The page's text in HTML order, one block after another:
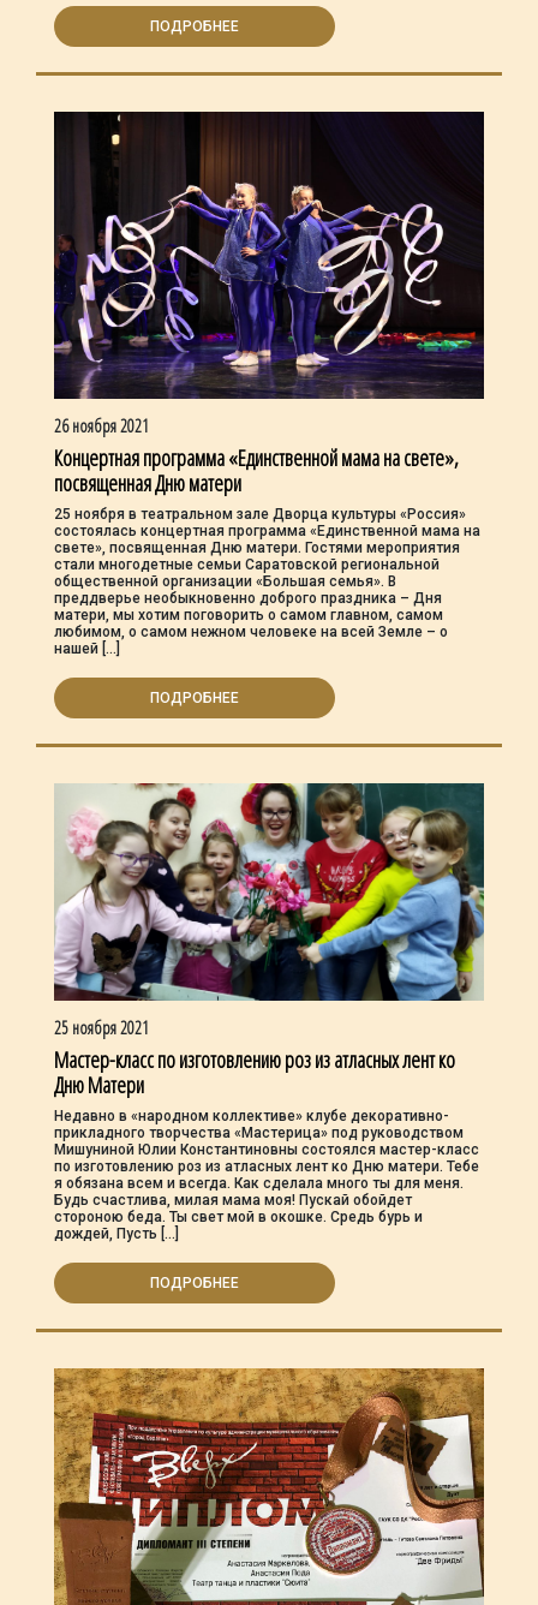
ПОДРОБНЕЕ
26 ноября 2021
Концертная программа «Единственной мама на свете»,
посвященная Дню матери
25 ноября в театральном зале Дворца культуры «Россия»
состоялась концертная программа «Единственной мама на
свете», посвященная Дню матери. Гостями мероприятия
стали многодетные семьи Саратовской региональной
общественной организации «Большая семья». В
преддверье необыкновенно доброго праздника – Дня
матери, мы хотим поговорить о самом главном, самом
любимом, о самом нежном человеке на всей Земле – о
нашей […]
ПОДРОБНЕЕ
25 ноября 2021
Мастер-класс по изготовлению роз из атласных лент ко
Дню Матери
Недавно в «народном коллективе» клубе декоративно-
прикладного творчества «Мастерица» под руководством
Мишуниной Юлии Константиновны состоялся мастер-класс
по изготовлению роз из атласных лент ко Дню матери. Тебе
я обязана всем и всегда. Как сделала много ты для меня.
Будь счастлива, милая мама моя! Пускай обойдет
стороною беда. Ты свет мой в окошке. Средь бурь и
дождей, Пусть […]
ПОДРОБНЕЕ